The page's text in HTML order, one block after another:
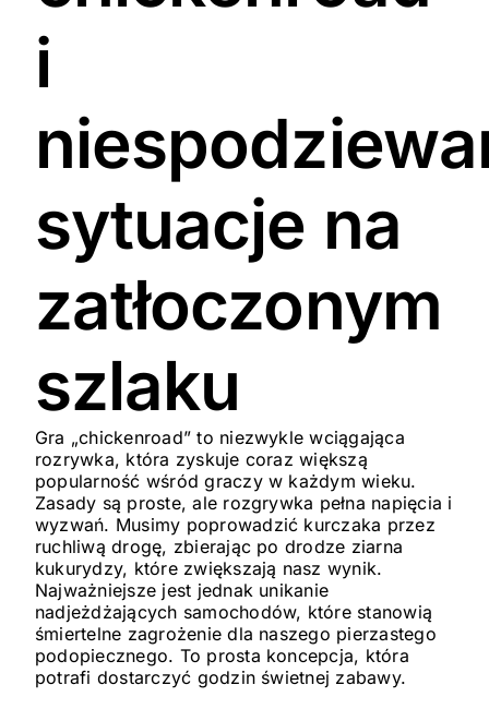
i
sytuacje na
zatłoczonym
szlaku
Gra „chickenroad” to niezwykle wciągająca
rozrywka, która zyskuje coraz większą
popularność wśród graczy w każdym wieku.
Zasady są proste, ale rozgrywka pełna napięcia i
wyzwań. Musimy poprowadzić kurczaka przez
ruchliwą drogę, zbierając po drodze ziarna
kukurydzy, które zwiększają nasz wynik.
Najważniejsze jest jednak unikanie
nadjeżdżających samochodów, które stanowią
śmiertelne zagrożenie dla naszego pierzastego
podopiecznego. To prosta koncepcja, która
potrafi dostarczyć godzin świetnej zabawy.